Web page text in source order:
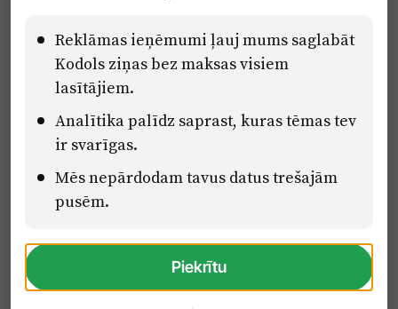
Pārredzamības paziņojumi
Eiropas Savienības Atveseļošanas un noturības mehānisma plāna
2.2. reformu un investīciju virziena “Uzņēmumu digitālā
transformācija un inovācijas” 2.2.1.5.i. investīcijas “Mediju nozares
uzņēmumu digitālās transformācijas veicināšana” pasākuma
“Mācības mediju nozares speciālistu digitālās kompetences un
zināšanu pilnveidošanai” projektā Latvijas Mediju nozares
kompetenču centrs (2.2.1.5.i.0/2/24/A/CFLA/001).
Reklāmas ieņēmumi ļauj mums saglabāt
Kodols ziņas bez maksas visiem
lasītājiem.
Analītika palīdz saprast, kuras tēmas tev
ir svarīgas.
Mēs nepārdodam tavus datus trešajām
pusēm.
Piekrītu